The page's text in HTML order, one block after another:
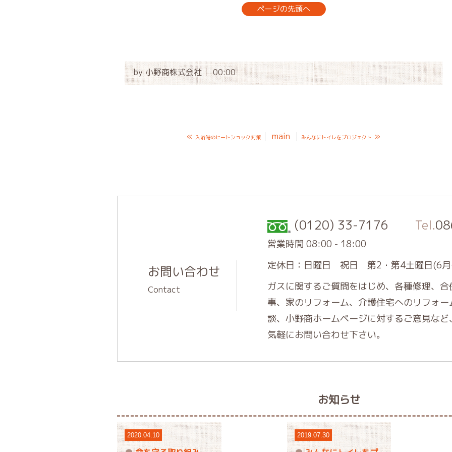
ページの先頭へ
by小野商株式会社 00:00
« 入浴時のヒートショック対策 main みんなにトイレをプロジェクト »
お問い合わせ
Contact
(0120) 33-7176 Tel.
営業時間 08:00 - 18:00
定休日：日曜日 祝日 第2・第4土曜日(6
ガスに関するご質問をはじめ、各種修理、
事、家のリフォーム、介護住宅へのリフォ
談、小野商ホームページに対するご意見な
気軽にお問い合わせ下さい。
お知らせ
2020.04.10 2019.07.30